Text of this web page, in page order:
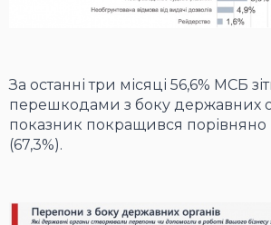
За останні три місяці 56,6% МСБ
перешкодами з боку державних
показник покращився порівняно
(67,3%).